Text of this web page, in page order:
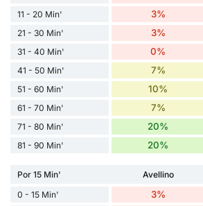
11 - 20 Min' 3%
21 - 30 Min' 3%
31 - 40 Min' 0%
41 - 50 Min' 7%
51 - 60 Min' 10%
61 - 70 Min' 7%
71 - 80 Min' 20%
81 - 90 Min' 20%
Por 15 Min' Avellino
0 - 15 Min'
3%